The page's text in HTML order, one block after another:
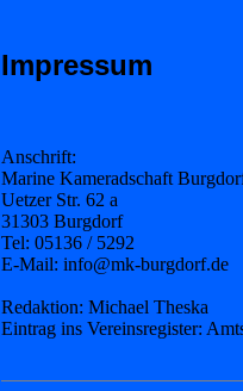
Impressum
Anschrift:
Marine Kameradschaft
Uetzer Str. 62 a
31303 Burgdorf
Tel: 05136 / 5292
E-Mail: info@mk-burgdorf.de
Redaktion: Michael Theska
Eintrag ins Vereinsregister: